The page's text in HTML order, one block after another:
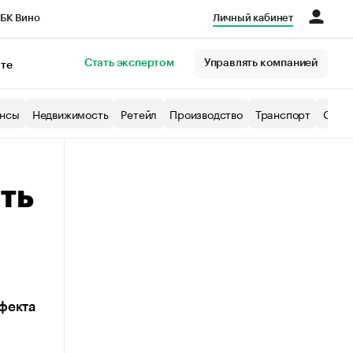
Вино Личный кабинет
Стать экспертом Управлять компанией
Недвижимость Ретейл Производство Транспорт